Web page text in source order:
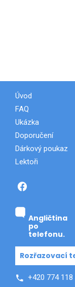
Úvod
FAQ
Ukázka
Doporučení
Dárkový poukaz
Lektoři
Angličtina
po
telefonu.
Rozřazovací
+420 774 118